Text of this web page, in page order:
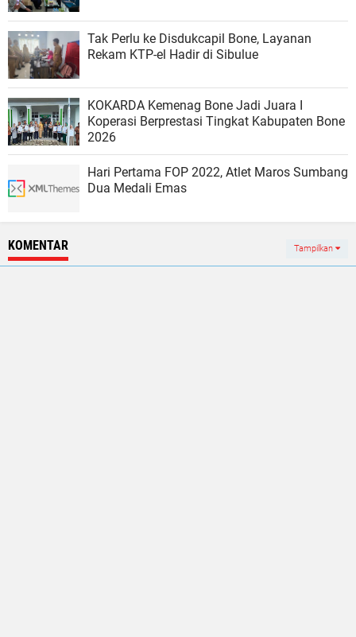
Tak Perlu ke Disdukcapil Bone, Layanan
Rekam KTP-el Hadir di Sibulue
KOKARDA Kemenag Bone Jadi Juara I
Koperasi Berprestasi Tingkat Kabupaten Bone
2026
Hari Pertama FOP 2022, Atlet Maros Sumbang
Dua Medali Emas
KOMENTAR Tampilkan